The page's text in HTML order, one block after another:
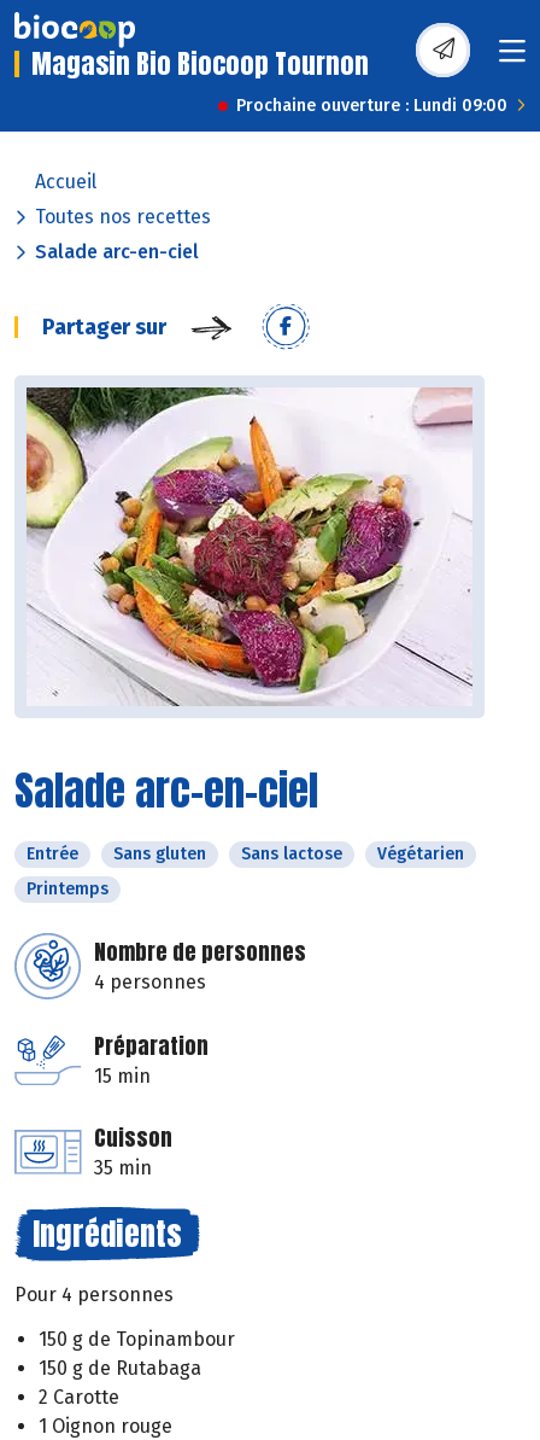
Magasin Bio Biocoop Tournon
Prochaine ouverture : Lundi 09:00
Accueil
Toutes nos recettes
Salade arc-en-ciel
Partager sur
Salade arc-en-ciel
Entrée Sans gluten Sans lactose
Végétarien
Printemps
Nombre de personnes
4 personnes
Préparation
15 min
Cuisson
35 min
Ingrédients
Pour 4 personnes
150 g de Topinambour
150 g de Rutabaga
2 Carotte
1 Oignon rouge